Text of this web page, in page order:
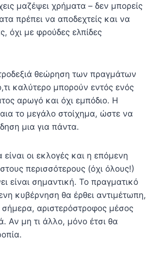
μαζέψει χρήματα – δεν μπορείς
πρέπει να αποδεχτείς και να
όχι με φρούδες ελπίδες
θεώρηση των πραγμάτων
καλύτερο μπορούν εντός ενός
αρωγό και όχι εμπόδιο. Η
το μεγάλο στοίχημα, ώστε να
μια για πάντα.
οι εκλογές και η επόμενη
περισσότερους (όχι όλους!)
είναι σημαντική. Το πραγματικό
κυβέρνηση θα έρθει αντιμέτωπη,
σήμερα, αριστερόστροφος μέσος
Αν μη τι άλλο, μόνο έτσι θα